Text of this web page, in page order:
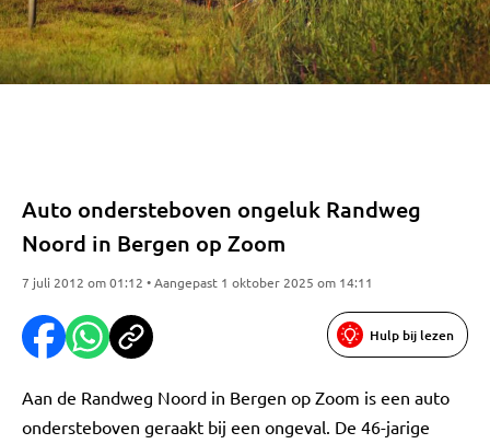
Auto ondersteboven ongeluk Randweg
Noord in Bergen op Zoom
7 juli 2012 om 01:12 • Aangepast 1 oktober 2025 om 14:11
Hulp bij lezen
Aan de Randweg Noord in Bergen op Zoom is een auto
ondersteboven geraakt bij een ongeval. De 46-jarige